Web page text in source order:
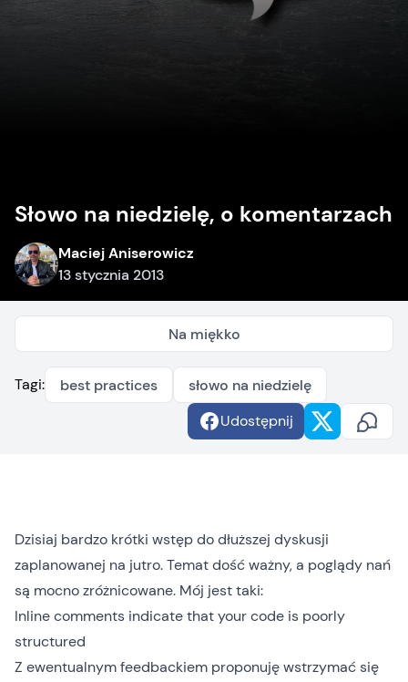
Słowo na niedzielę, o komentarzach
Maciej Aniserowicz
13 stycznia 2013
Na miękko
Tagi: best practices
słowo na niedzielę
Udostępnij
Dzisiaj bardzo krótki wstęp do dłuższej dyskusji
zaplanowanej na jutro. Temat dość ważny, a poglądy nań
są mocno zróżnicowane. Mój jest taki:
Inline comments indicate that your code is poorly
structured
Z ewentualnym feedbackiem proponuję wstrzymać się